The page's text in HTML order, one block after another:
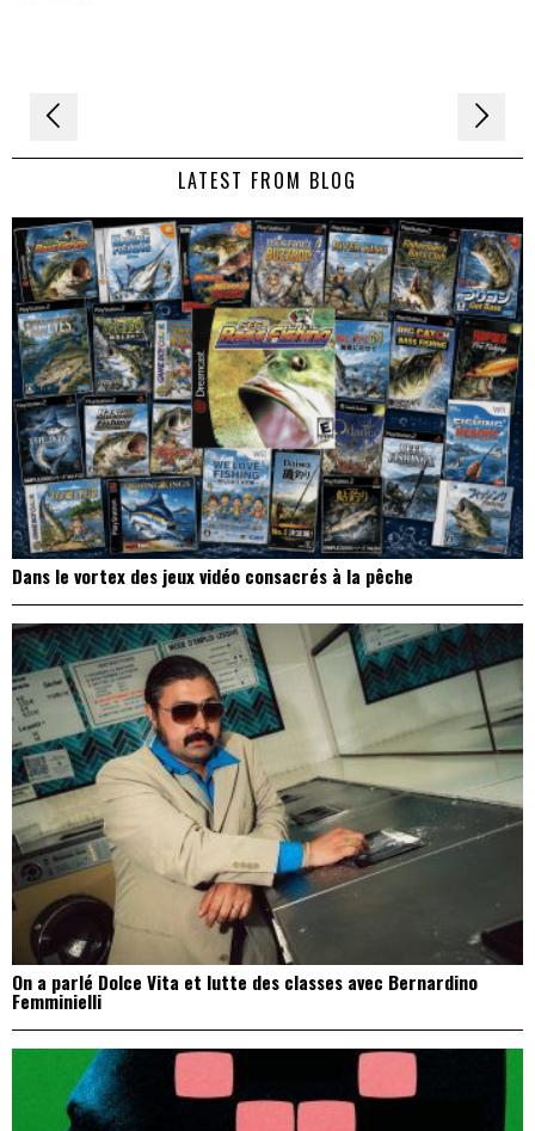
Navigation
de LATEST FROM BLOG
Dans le vortex des jeux vidéo consacrés à la pêche
On a parlé Dolce Vita et lutte des classes avec Bernardino
Femminielli